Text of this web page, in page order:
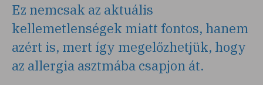
Ez nemcsak az aktuális
kellemetlenségek miatt fontos, hanem
azért is, mert így megelőzhetjük, hogy
az allergia asztmába csapjon át.